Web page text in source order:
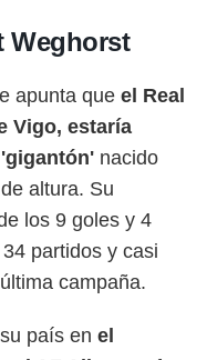
Weghorst
apunta que el Real
Vigo, estaría
nacido
altura. Su
los 9 goles y 4
partidos y casi
campaña.
país en el